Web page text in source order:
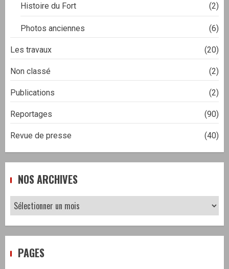
Histoire du Fort
(2)
Photos anciennes (6)
Les travaux (20)
Non classé (2)
Publications (2)
Reportages (90)
Revue de presse (40)
NOS ARCHIVES
Nos
archives
PAGES